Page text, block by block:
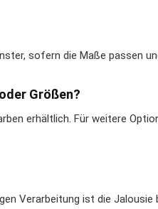
sofern die Maße passen
Größen?
erhältlich. Für weitere
Verarbeitung ist die Jalousie